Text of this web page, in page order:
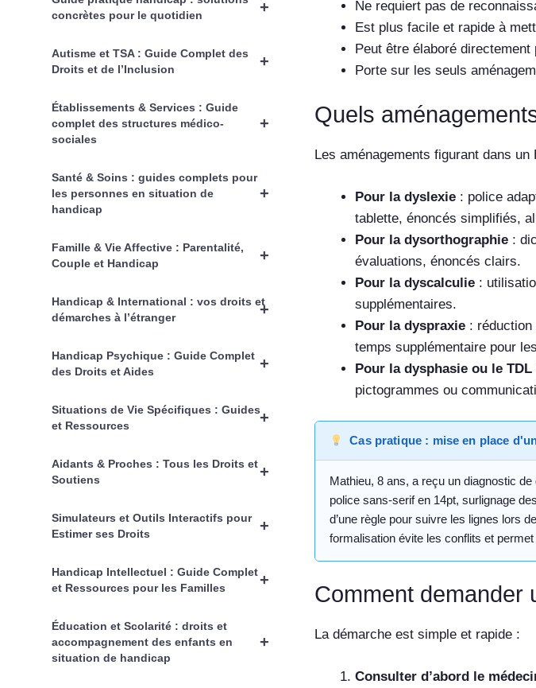
Ne requiert pas de
Est plus facile et rapide à
Peut être élaboré
Porte sur les seuls
Quels
Les aménagements figurant dans
Pour la dyslexie : police
tablette, énoncés simplifiés,
Pour la dysorthographie :
évaluations, énoncés clairs.
Pour la dyscalculie :
supplémentaires.
Pour la dyspraxie : réduction
temps supplémentaire pour
Pour la dysphasie ou le TDL
pictogrammes ou
Cas pratique : mise en place
Mathieu, 8 ans, a reçu un diagnostic
police sans-serif en 14pt, surlignage
d’une règle pour suivre les lignes lors
formalisation évite les conflits et
Comment demander
La démarche est simple et rapide :
Consulter d’abord le
+
concrètes pour le quotidien
+
Autisme et TSA : Guide Complet des
Droits et de l’Inclusion
+
Établissements & Services : Guide
complet des structures médico-
sociales
+
Santé & Soins : guides complets pour
les personnes en situation de
handicap
+
Famille & Vie Affective : Parentalité,
Couple et Handicap
+
Handicap & International : vos droits et
démarches à l’étranger
+
Handicap Psychique : Guide Complet
des Droits et Aides
+
Situations de Vie Spécifiques : Guides
et Ressources
+
Aidants & Proches : Tous les Droits et
Soutiens
+
Simulateurs et Outils Interactifs pour
Estimer ses Droits
+
Handicap Intellectuel : Guide Complet
et Ressources pour les Familles
+
Éducation et Scolarité : droits et
accompagnement des enfants en
situation de handicap